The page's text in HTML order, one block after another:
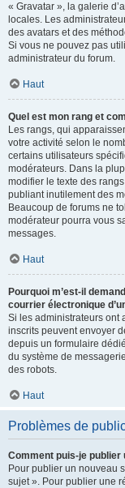
« Gravatar », la galerie
locales. Les
des avatars et des
Si vous ne pouvez pas
administrateur du forum.
Haut
Quel est mon rang et
Les rangs, qui
votre activité selon le
certains utilisateurs
modérateurs. Dans la
modifier le texte des
publiant inutilement des
Beaucoup de forums ne
modérateur pourra vous
messages.
Haut
Pourquoi m’est-il
courrier électronique
Si les administrateurs ont
inscrits peuvent envoyer
depuis un formulaire
du système de
des robots.
Haut
Problèmes de
Comment puis-je publier
Pour publier un nouveau
sujet ». Pour publier une